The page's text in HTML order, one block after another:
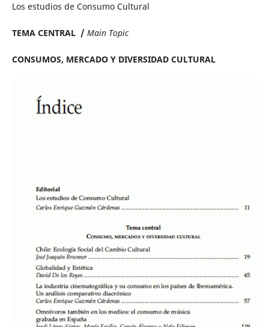
Los estudios de Consumo Cultural
TEMA CENTRAL / Main Topic
CONSUMOS, MERCADO Y DIVERSIDAD CULTURAL